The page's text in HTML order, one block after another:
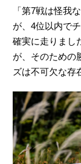
「第7戦は怪我
が、4位以内で
確実に走りまし
が、そのための
ズは不可欠な